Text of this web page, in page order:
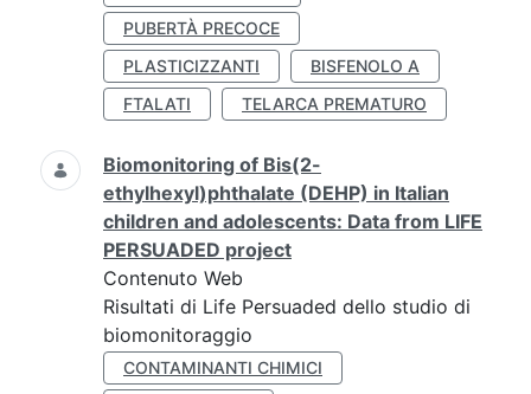
PUBERTÀ PRECOCE
PLASTICIZZANTI
BISFENOLO A
FTALATI
TELARCA PREMATURO
Biomonitoring of Bis(2-
ethylhexyl)phthalate (DEHP) in Italian
children and adolescents: Data from LIFE
PERSUADED project
Contenuto Web
Risultati di Life Persuaded dello studio di
biomonitoraggio
CONTAMINANTI CHIMICI